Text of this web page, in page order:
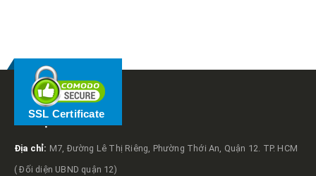
SSL Certificate
VỀ TRỌNG TẤN
Địa chỉ: M7, Đường Lê Thị Riêng, Phường Thới An, Quận 12. TP. HCM
( Đối diện UBND quận 12)